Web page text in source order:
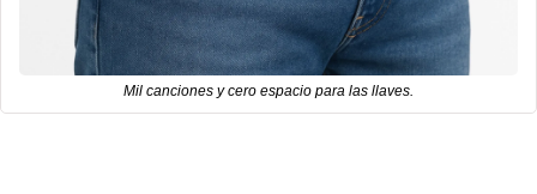
Mil canciones y cero espacio para las llaves.